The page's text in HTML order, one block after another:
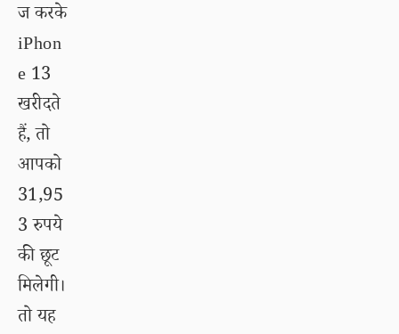
ज करके
iPhon
e 13
खरीदते
हैं, तो
आपको
31,95
3 रुपये
की छूट
मिलेगी।
तो यह